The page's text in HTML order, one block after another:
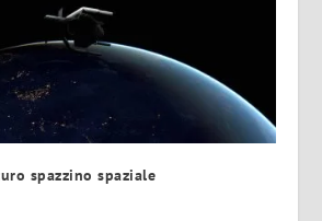
spazzino spaziale